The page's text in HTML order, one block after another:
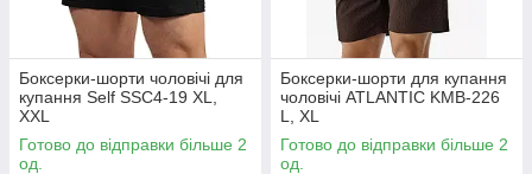
Боксерки-шорти чоловічі для
купання Self SSC4-19 XL,
XXL
Готово до відправки більше 2
од.
Боксерки-шорти для купання
чоловічі ATLANTIC KMB-226
L, XL
Готово до відправки більше 2
од.